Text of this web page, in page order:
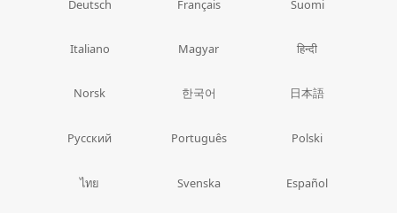
Suomi
Français
Deutsch
हिन्दी
Magyar
Italiano
日本語
한국어
Norsk
Polski
Português
Русский
Español
Svenska
ไทย